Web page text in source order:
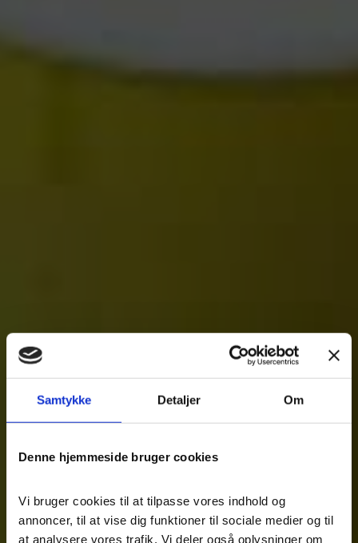
Samtykke Detaljer Om
Denne hjemmeside bruger cookies
Vi bruger cookies til at tilpasse vores indhold og
annoncer, til at vise dig funktioner til sociale medier og til
at analysere vores trafik. Vi deler også oplysninger om